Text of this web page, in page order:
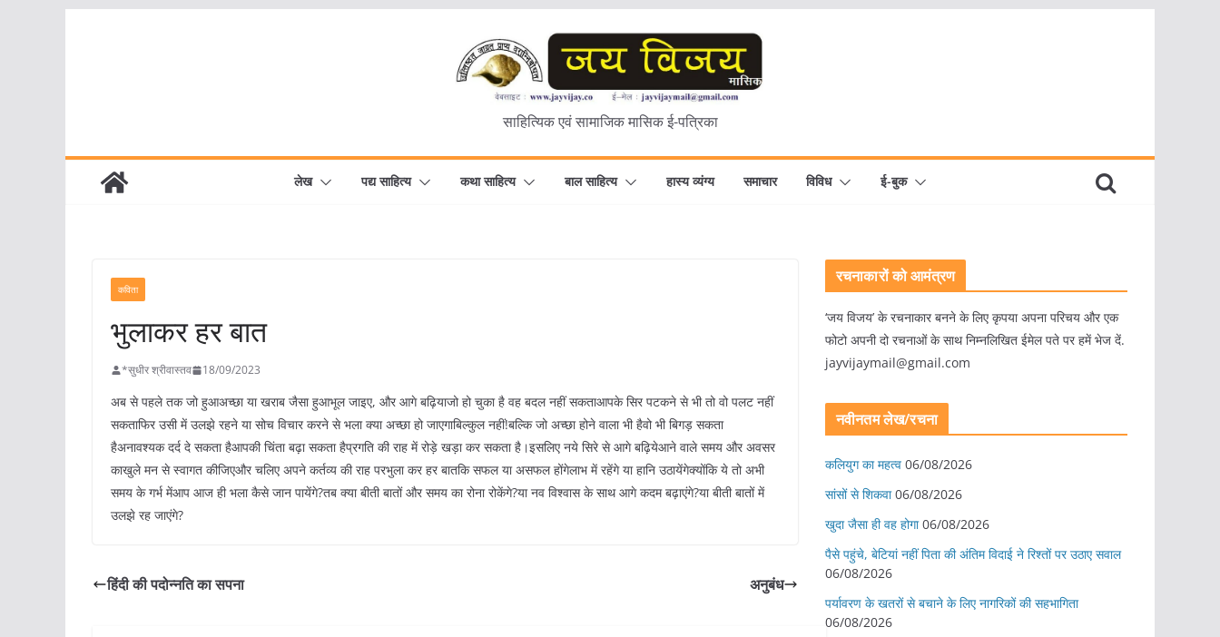
साहित्यिक एवं सामाजिक मासिक ई-पत्रिका
लेख पद्य साहित्य कथा साहित्य बाल साहित्य हास्य व्यंग्य समाचार विविध ई-बुक
कविता
भुलाकर हर बात
*सुधीर श्रीवास्तव 18/09/2023
अब से पहले तक जो हुआअच्छा या खराब जैसा हुआभूल जाइए, और आगे बढ़ियाजो हो चुका है वह बदल नहीं सकताआपके सिर पटकने से भी तो वो पलट नहीं
सकताफिर उसी में उलझे रहने या सोच विचार करने से भला क्या अच्छा हो जाएगाबिल्कुल नहीं!बल्कि जो अच्छा होने वाला भी हैवो भी बिगड़ सकता
हैअनावश्यक दर्द दे सकता हैआपकी चिंता बढ़ा सकता हैप्रगति की राह में रोड़े खड़ा कर सकता है।इसलिए नये सिरे से आगे बढ़ियेआने वाले समय और अवसर
काखुले मन से स्वागत कीजिएऔर चलिए अपने कर्तव्य की राह परभुला कर हर बातकि सफल या असफल होंगेलाभ में रहेंगे या हानि उठायेंगेक्योंकि ये तो अभी
समय के गर्भ मेंआप आज ही भला कैसे जान पायेंगे?तब क्या बीती बातों और समय का रोना रोकेंगे?या नव विश्वास के साथ आगे कदम बढ़ाएंगे?या बीती बातों में
उलझे रह जाएंगे?
हिंदी की पदोन्नति का सपना अनुबंध
रचनाकारों को आमंत्रण
‘जय विजय’ के रचनाकार बनने के लिए कृपया अपना परिचय और एक
फोटो अपनी दो रचनाओं के साथ निम्नलिखित ईमेल पते पर हमें भेज दें.
jayvijaymail@gmail.com
नवीनतम लेख/रचना
कलियुग का महत्व 06/08/2026
सांसों से शिकवा 06/08/2026
खुदा जैसा ही वह होगा 06/08/2026
पैसे पहुंचे, बेटियां नहीं पिता की अंतिम विदाई ने रिश्तों पर उठाए सवाल
06/08/2026
पर्यावरण के खतरों से बचाने के लिए नागरिकों की सहभागिता
06/08/2026